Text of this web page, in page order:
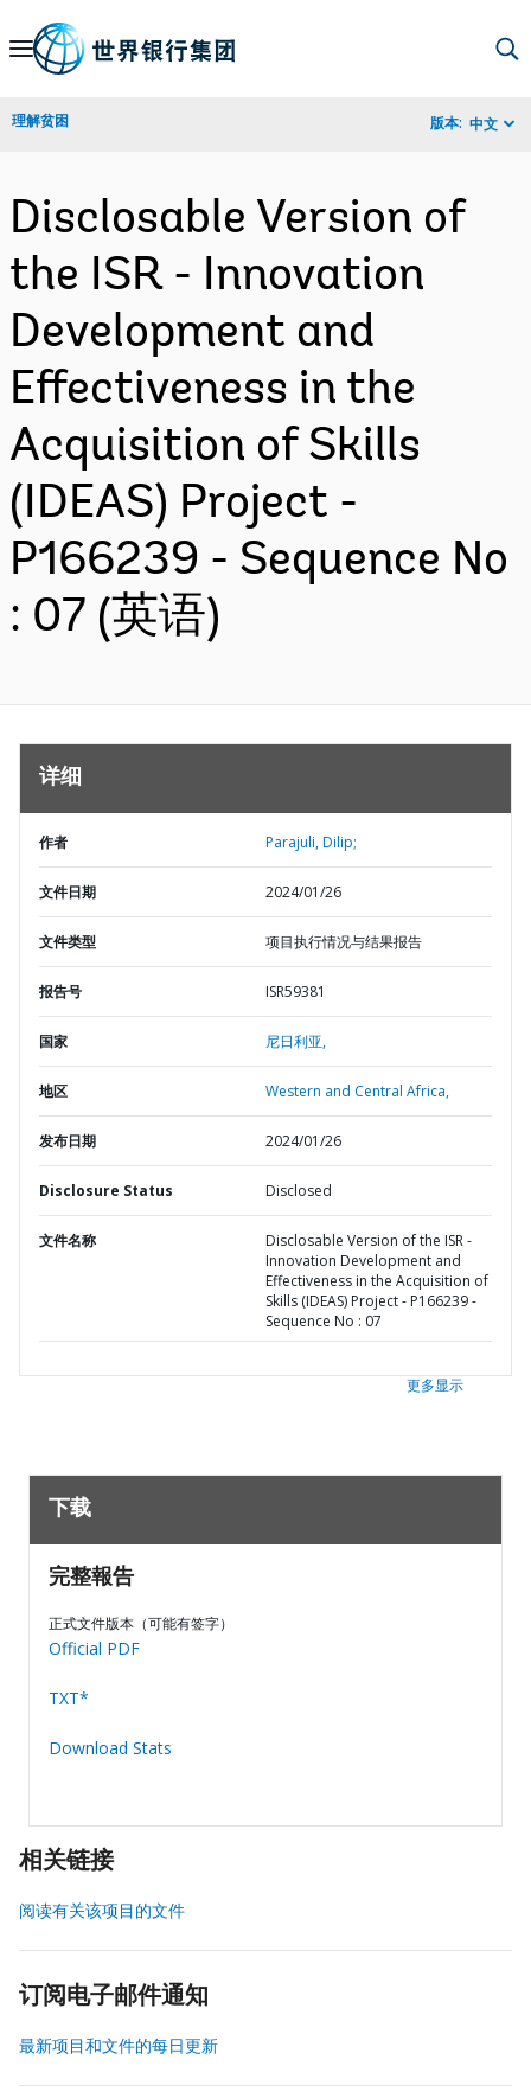
Skip
Navigation
理解贫困 版本: 中文
Disclosable Version of
the ISR - Innovation
Development and
Effectiveness in the
Acquisition of Skills
(IDEAS) Project -
P166239 - Sequence No
: 07 (英语)
详细
作者 Parajuli, Dilip;
文件日期 2024/01/26
文件类型 项目执行情况与结果报告
报告号 ISR59381
国家 尼日利亚,
地区 Western and Central Africa,
发布日期 2024/01/26
Disclosure Status Disclosed
文件名称
Disclosable Version of the ISR -
Innovation Development and
Effectiveness in the Acquisition of
Skills (IDEAS) Project - P166239 -
Sequence No : 07
更多显示
下载
完整報告
正式文件版本（可能有签字）
Official PDF
TXT*
Download Stats
相关链接
阅读有关该项目的文件
订阅电子邮件通知
最新项目和文件的每日更新